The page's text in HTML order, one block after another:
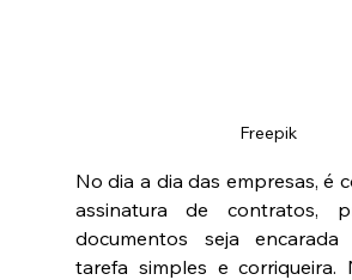
Freepik
No dia a dia das empresas, é
assinatura de contratos,
documentos seja
tarefa simples e corriqueira.